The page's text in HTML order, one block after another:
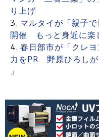
り上げ
マルタイが「親子
開催 もっと身近に楽
春日部市が「クレ
力をPR 野原ひろしが
」